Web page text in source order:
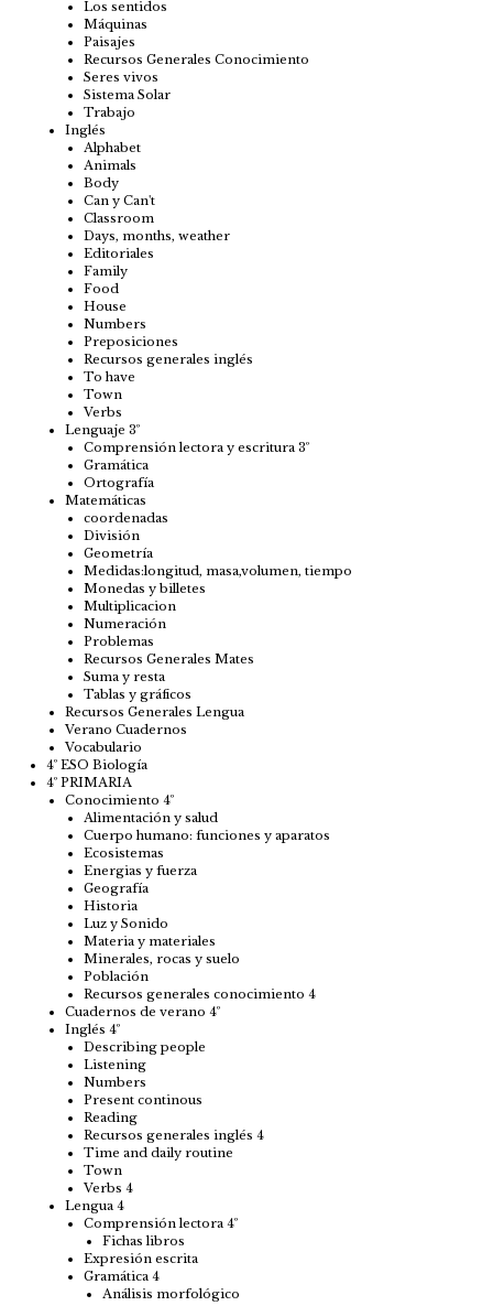
Los sentidos
Máquinas
Paisajes
Recursos Generales Conocimiento
Seres vivos
Sistema Solar
Trabajo
Inglés
Alphabet
Animals
Body
Can y Can't
Classroom
Days, months, weather
Editoriales
Family
Food
House
Numbers
Preposiciones
Recursos generales inglés
To have
Town
Verbs
Lenguaje 3º
Comprensión lectora y escritura 3º
Gramática
Ortografía
Matemáticas
coordenadas
División
Geometría
Medidas:longitud, masa,volumen, tiempo
Monedas y billetes
Multiplicacion
Numeración
Problemas
Recursos Generales Mates
Suma y resta
Tablas y gráficos
Recursos Generales Lengua
Verano Cuadernos
Vocabulario
4º ESO Biología
4º PRIMARIA
Conocimiento 4º
Alimentación y salud
Cuerpo humano: funciones y aparatos
Ecosistemas
Energias y fuerza
Geografía
Historia
Luz y Sonido
Materia y materiales
Minerales, rocas y suelo
Población
Recursos generales conocimiento 4
Cuadernos de verano 4º
Inglés 4º
Describing people
Listening
Numbers
Present continous
Reading
Recursos generales inglés 4
Time and daily routine
Town
Verbs 4
Lengua 4
Comprensión lectora 4º
Fichas libros
Expresión escrita
Gramática 4
Análisis morfológico